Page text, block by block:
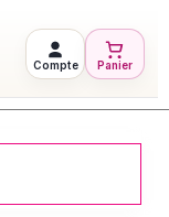
Compte Panier